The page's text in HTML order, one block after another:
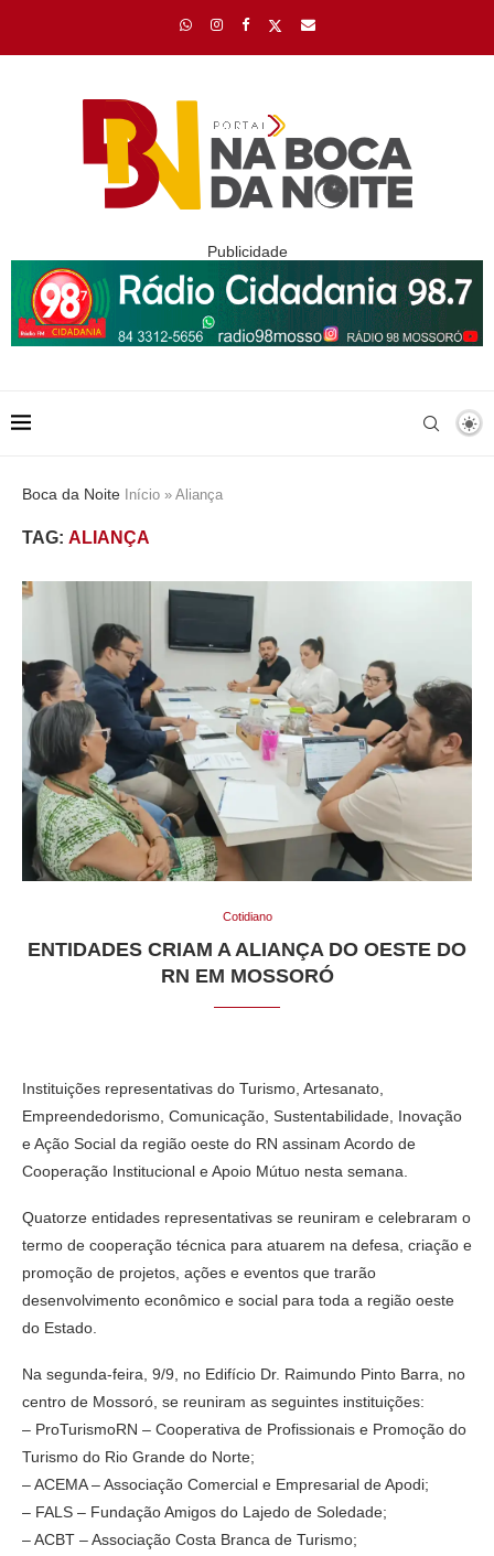
Publicidade
Boca da Noite Início » Aliança
TAG: ALIANÇA
Cotidiano
ENTIDADES CRIAM A ALIANÇA DO OESTE DO
RN EM MOSSORÓ
Instituições representativas do Turismo, Artesanato,
Empreendedorismo, Comunicação, Sustentabilidade, Inovação
e Ação Social da região oeste do RN assinam Acordo de
Cooperação Institucional e Apoio Mútuo nesta semana.
Quatorze entidades representativas se reuniram e celebraram o
termo de cooperação técnica para atuarem na defesa, criação e
promoção de projetos, ações e eventos que trarão
desenvolvimento econômico e social para toda a região oeste
do Estado.
Na segunda-feira, 9/9, no Edifício Dr. Raimundo Pinto Barra, no
centro de Mossoró, se reuniram as seguintes instituições:
– ProTurismoRN – Cooperativa de Profissionais e Promoção do
Turismo do Rio Grande do Norte;
– ACEMA – Associação Comercial e Empresarial de Apodi;
– FALS – Fundação Amigos do Lajedo de Soledade;
– ACBT – Associação Costa Branca de Turismo;